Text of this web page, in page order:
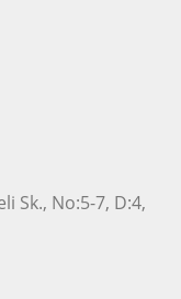
Sk., No:5-7, D:4,